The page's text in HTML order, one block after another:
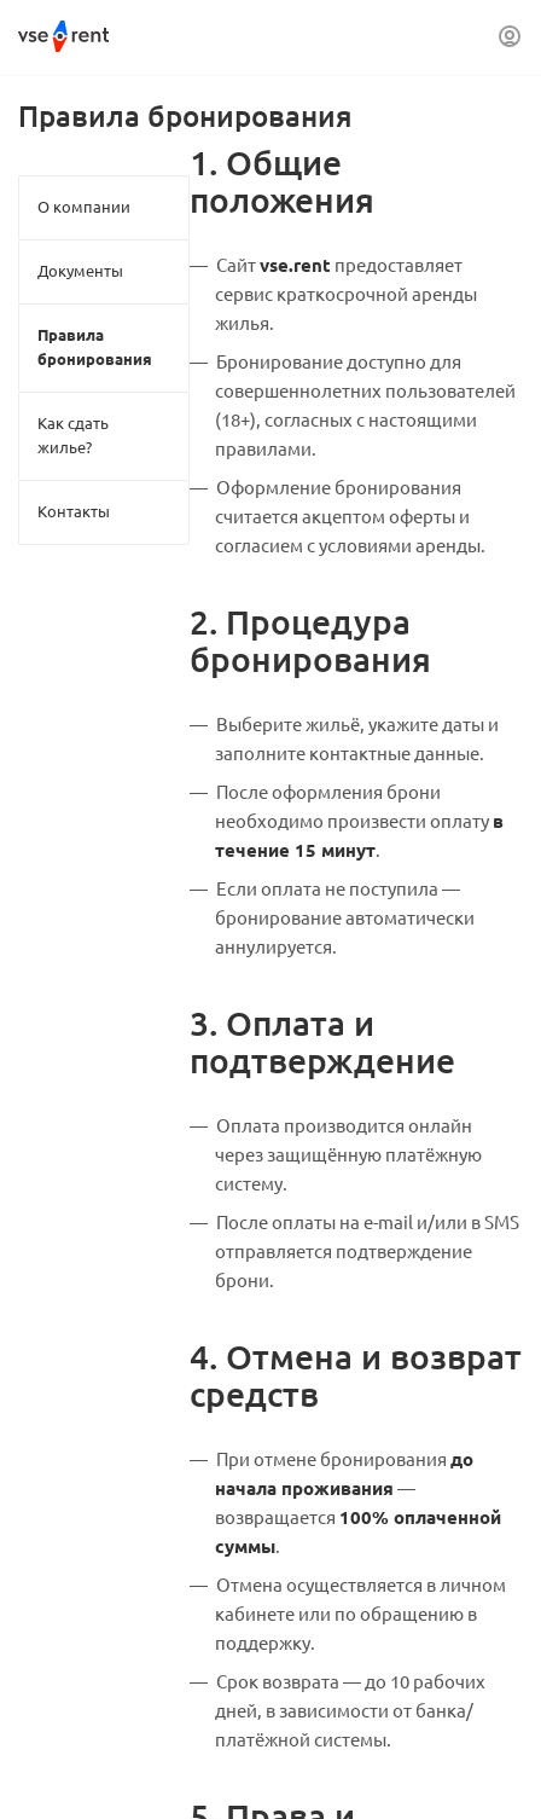
Правила бронирования
1. Общие
положения
Сайтvse.rent предоставляет
сервис краткосрочной аренды
жилья.
Бронирование доступно для
совершеннолетних пользователей
(18+), согласных с настоящими
правилами.
Оформление бронирования
считается акцептом оферты и
согласием с условиями аренды.
2. Процедура
бронирования
Выберите жильё, укажите даты и
заполните контактные данные.
После оформления брони
необходимо произвести оплату в
течение 15 минут.
Если оплата не поступила —
бронирование автоматически
аннулируется.
3. Оплата и
подтверждение
Оплата производится онлайн
через защищённую платёжную
систему.
После оплаты на e-mail и/или в SMS
отправляется подтверждение
брони.
4. Отмена и возврат
средств
При отмене бронирования до
начала проживания —
возвращается 100% оплаченной
суммы.
Отмена осуществляется в личном
кабинете или по обращению в
поддержку.
Срок возврата — до 10 рабочих
дней, в зависимости от банка/
платёжной системы.
О компании
Документы
Правила
бронирования
Как сдать
жилье?
Контакты